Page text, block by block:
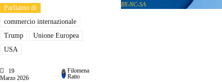
Parliamo di
commercio internazionale
Trump
Unione Europea
USA
19
Marzo 2026
Filomena
Ratto
BY-NC-SA